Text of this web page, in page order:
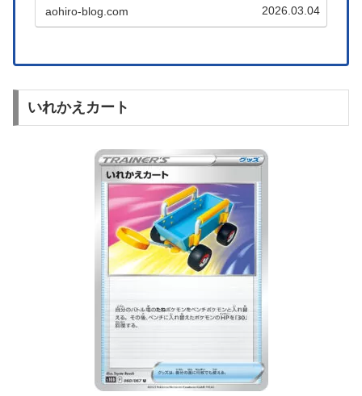
です。うまく決まれば相手に何もさせないで勝
つこともできるのでぜひ使ってみたい！という
aohiro-blog.com 2026.03.04
いれかえカート